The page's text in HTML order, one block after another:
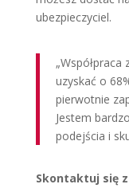
ubezpieczyciel.
uzyskać o
pierwotnie
Jestem
podejścia i
Skontaktuj się